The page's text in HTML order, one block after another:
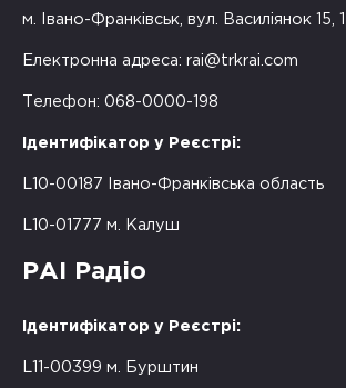
м. Івано-Франківськ, вул. Василіянок 15,
Електронна адреса: rai@trkrai.com
Телефон: 068-0000-198
Ідентифікатор у Реєстрі:
L10-00187 Івано-Франківська область
L10-01777 м. Калуш
РАІ Радіо
Ідентифікатор у Реєстрі:
L11-00399 м. Бурштин